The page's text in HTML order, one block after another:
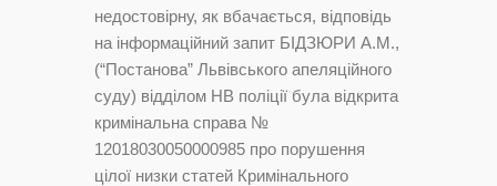
недостовірну, як вбачається, відповідь
на інформаційний запит БІДЗЮРИ А.М.,
(“Постанова” Львівського апеляційного
суду) відділом НВ поліції була відкрита
кримінальна справа №
12018030050000985 про порушення
цілої низки статей Кримінального